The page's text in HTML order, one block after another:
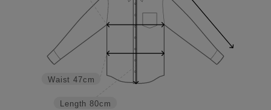
Length 80cm
Waist 47cm